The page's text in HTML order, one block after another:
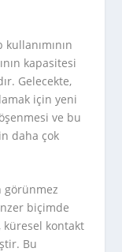
kapasitesi
Gelecekte,
için yeni
ve bu
daha çok
görünmez
biçimde
küresel kontakt
Bu